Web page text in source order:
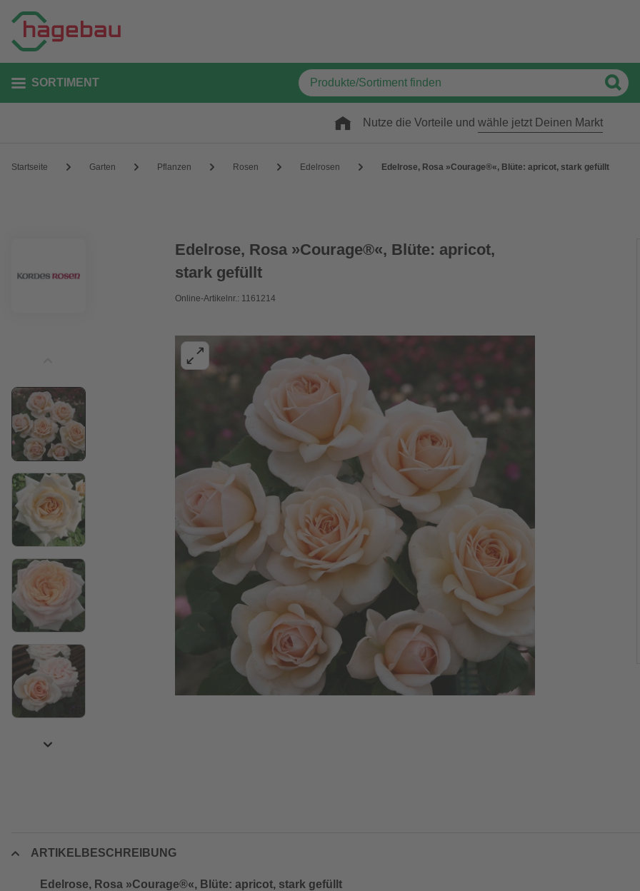
SORTIMENT
Nutze die Vorteile und wähle jetzt Deinen Markt
Startseite Garten Pflanzen Rosen Edelrosen Edelrose, Rosa »Courage®«, Blüte: apricot, stark gefüllt
Edelrose, Rosa »Courage®«, Blüte: apricot,
stark gefüllt
Online-Artikelnr.: 1161214
ARTIKELBESCHREIBUNG
Edelrose, Rosa »Courage®«, Blüte: apricot, stark gefüllt